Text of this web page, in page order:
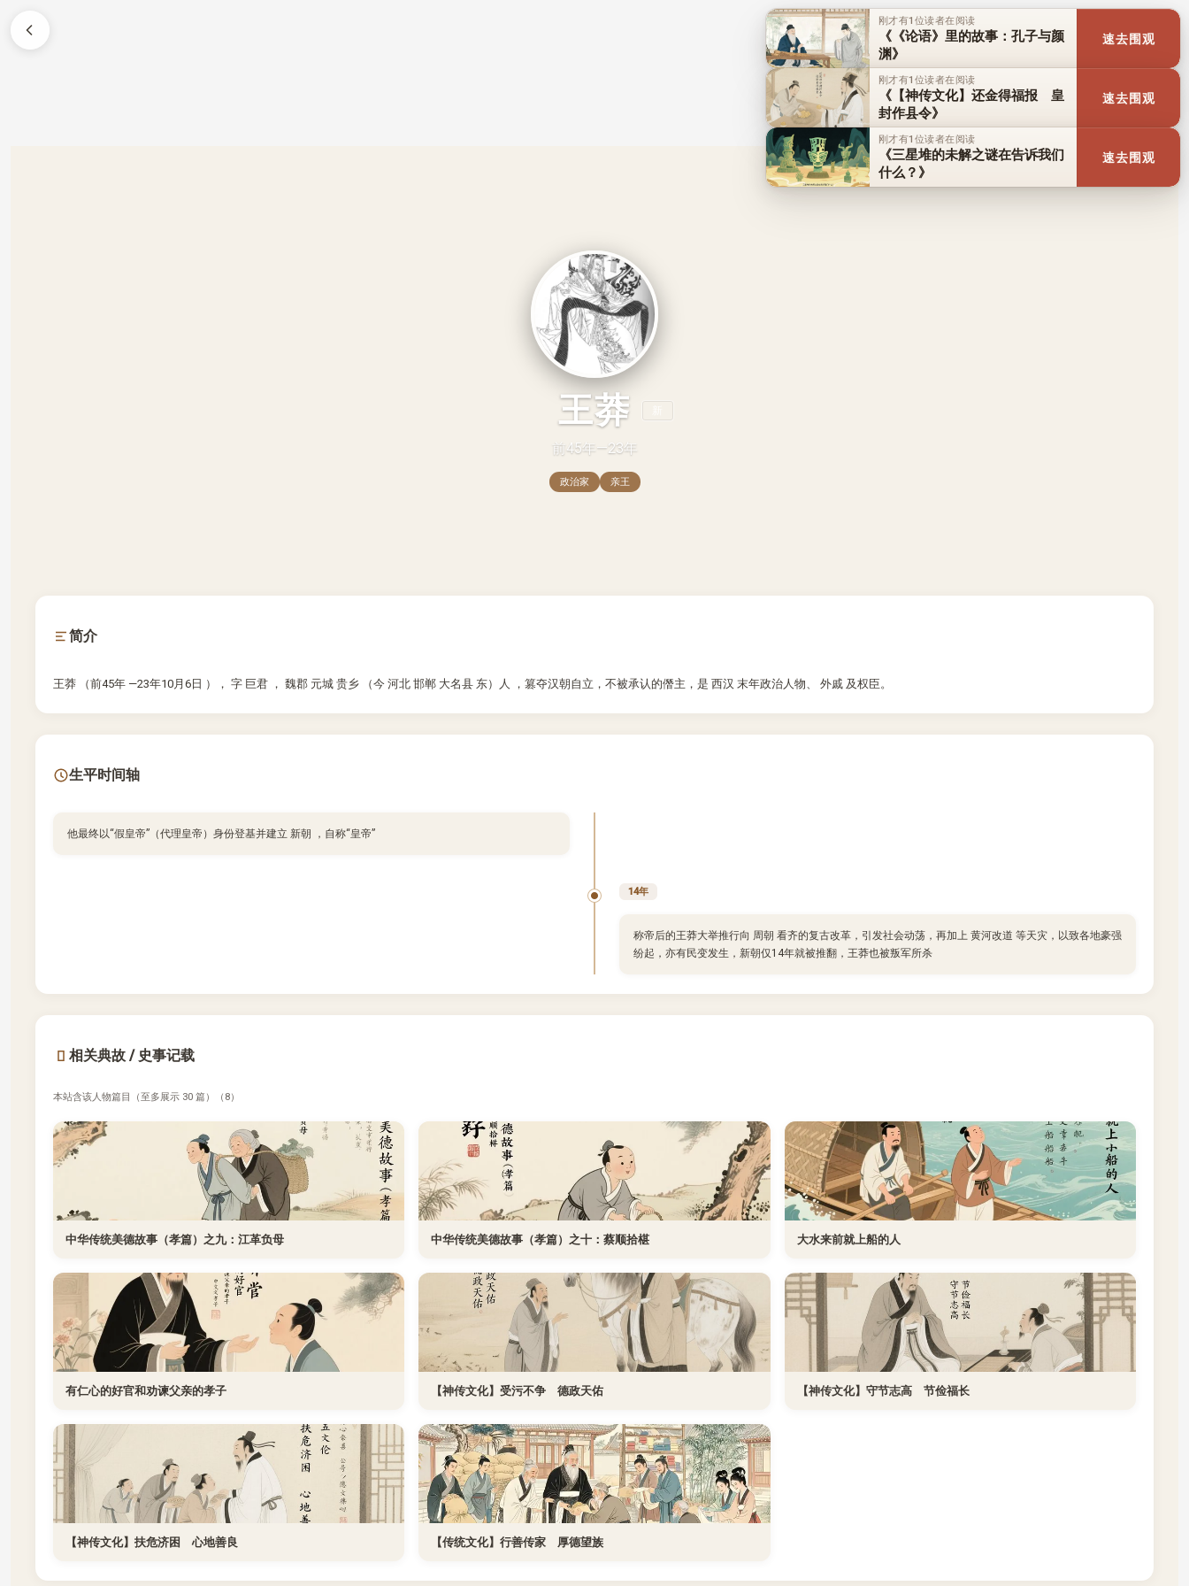
王莽
前45年—23年
政治家 亲王
简介
王莽 （前45年 —23年10月6日 ）， 字 巨君 ， 魏郡 元城 贵乡 （今 河北 邯郸 大名县 东）人 ，篡夺汉朝自立，不被承认的僭主，是 西汉 末年政治人物、 外戚 及权臣。
生平时间轴
他最终以“假皇帝”（代理皇帝）身份登基并建立 新朝 ，自称“皇帝”
14年
称帝后的王莽大举推行向 周朝 看齐的复古改革，引发社会动荡，再加上 黄河改道 等天灾，以致各地豪强
纷起，亦有民变发生，新朝仅14年就被推翻，王莽也被叛军所杀
相关典故 / 史事记载
本站含该人物篇目（至多展示 30 篇）（8）
中华传统美德故事（孝篇）之九：江革负母 中华传统美德故事（孝篇）之十：蔡顺拾椹 大水来前就上船的人
有仁心的好官和劝谏父亲的孝子 【神传文化】受污不争 德政天佑 【神传文化】守节志高 节俭福长
【神传文化】扶危济困 心地善良 【传统文化】行善传家 厚德望族
刚才有1位读者在阅读
《《论语》里的故事：孔子与颜
渊》
速去围观
刚才有1位读者在阅读
《【神传文化】还金得福报 皇
封作县令》
速去围观
刚才有1位读者在阅读
《三星堆的未解之谜在告诉我们
什么？》
速去围观